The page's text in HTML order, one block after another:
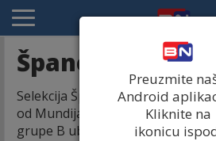
Španci pravi
Selekcija Španije na
od Mundijala u Brazilu, pošto je
grupe B ubedljivo savladala
Preuzmite
Android
Kliknite na
ikonicu